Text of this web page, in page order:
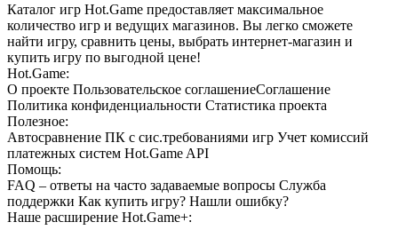
Каталог игр Hot.Game предоставляет максимальное
количество игр и ведущих магазинов. Вы легко сможете
найти игру, сравнить цены, выбрать интернет-магазин и
купить игру по выгодной цене!
Hot.Game:
О проекте Пользовательское соглашениеСоглашение
Политика конфиденциальности Статистика проекта
Полезное:
Автосравнение ПК с сис.требованиями игр Учет комиссий
платежных систем Hot.Game API
Помощь:
FAQ – ответы на часто задаваемые вопросы Служба
поддержки Как купить игру? Нашли ошибку?
Наше расширение Hot.Game+: